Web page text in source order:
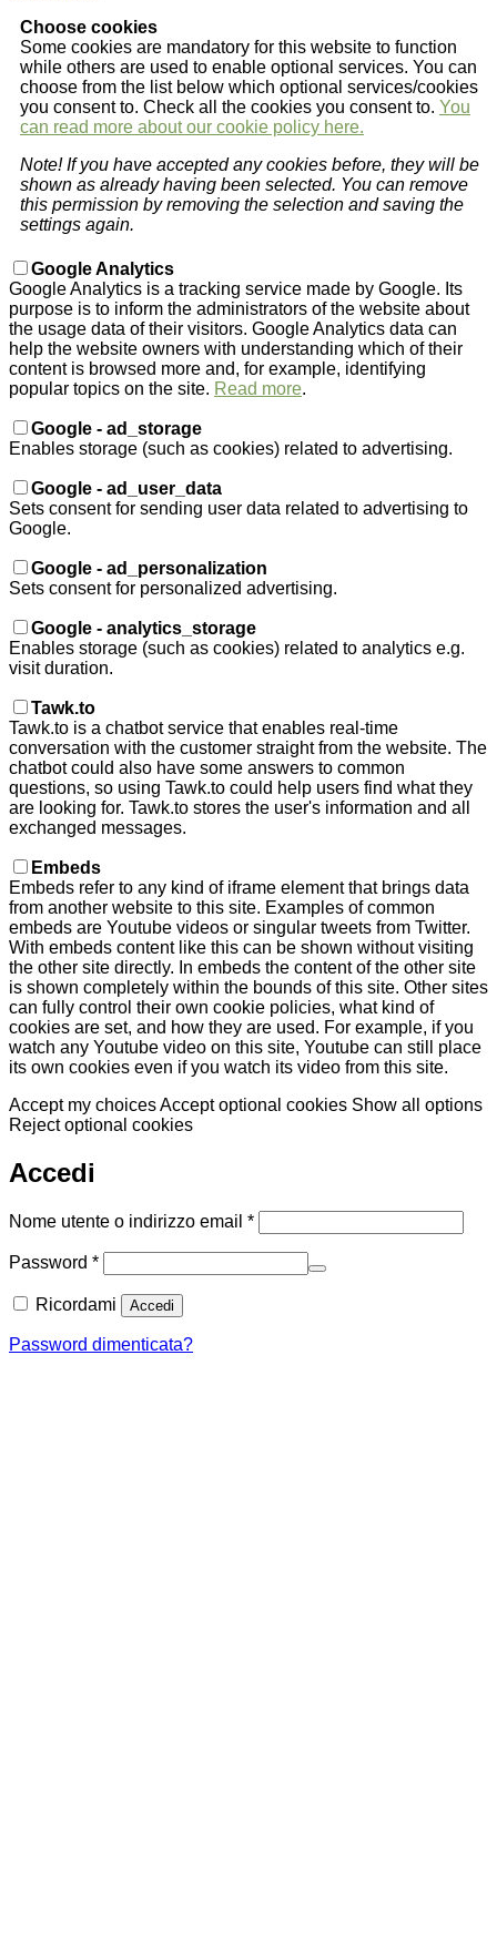
Choose cookies
Some cookies are mandatory for this website to function
while others are used to enable optional services. You can
choose from the list below which optional services/cookies
you consent to. Check all the cookies you consent to. You
can read more about our cookie policy here.
Note! If you have accepted any cookies before, they will be
shown as already having been selected. You can remove
this permission by removing the selection and saving the
settings again.
Google Analytics
Google Analytics is a tracking service made by Google. Its
purpose is to inform the administrators of the website about
the usage data of their visitors. Google Analytics data can
help the website owners with understanding which of their
content is browsed more and, for example, identifying
popular topics on the site. Read more.
Google - ad_storage
Enables storage (such as cookies) related to advertising.
Google - ad_user_data
Sets consent for sending user data related to advertising to
Google.
Google - ad_personalization
Sets consent for personalized advertising.
Google - analytics_storage
Enables storage (such as cookies) related to analytics e.g.
visit duration.
Tawk.to
Tawk.to is a chatbot service that enables real-time
conversation with the customer straight from the website. The
chatbot could also have some answers to common
questions, so using Tawk.to could help users find what they
are looking for. Tawk.to stores the user's information and all
exchanged messages.
Embeds
Embeds refer to any kind of iframe element that brings data
from another website to this site. Examples of common
embeds are Youtube videos or singular tweets from Twitter.
With embeds content like this can be shown without visiting
the other site directly. In embeds the content of the other site
is shown completely within the bounds of this site. Other sites
can fully control their own cookie policies, what kind of
cookies are set, and how they are used. For example, if you
watch any Youtube video on this site, Youtube can still place
its own cookies even if you watch its video from this site.
Accept my choicesAccept optional cookies Show all options
Reject optional cookies
Accedi
Nome utente o indirizzo email *Richiesto
Password *Richiesto
Ricordami Accedi
Password dimenticata?